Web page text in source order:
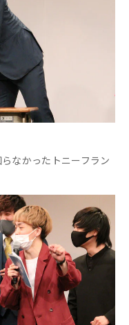
なかったトニーフラン